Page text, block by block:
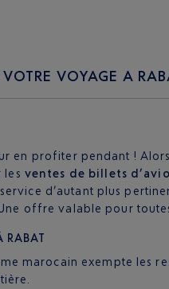
VOYAGE A
en profiter pendant !
les ventes de billets
d’autant plus
offre valable pour
RABAT
marocain exempte les